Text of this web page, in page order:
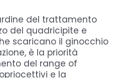
del trattamento
del quadricipite e
scaricano il ginocchio
è la priorità
del range of
e la